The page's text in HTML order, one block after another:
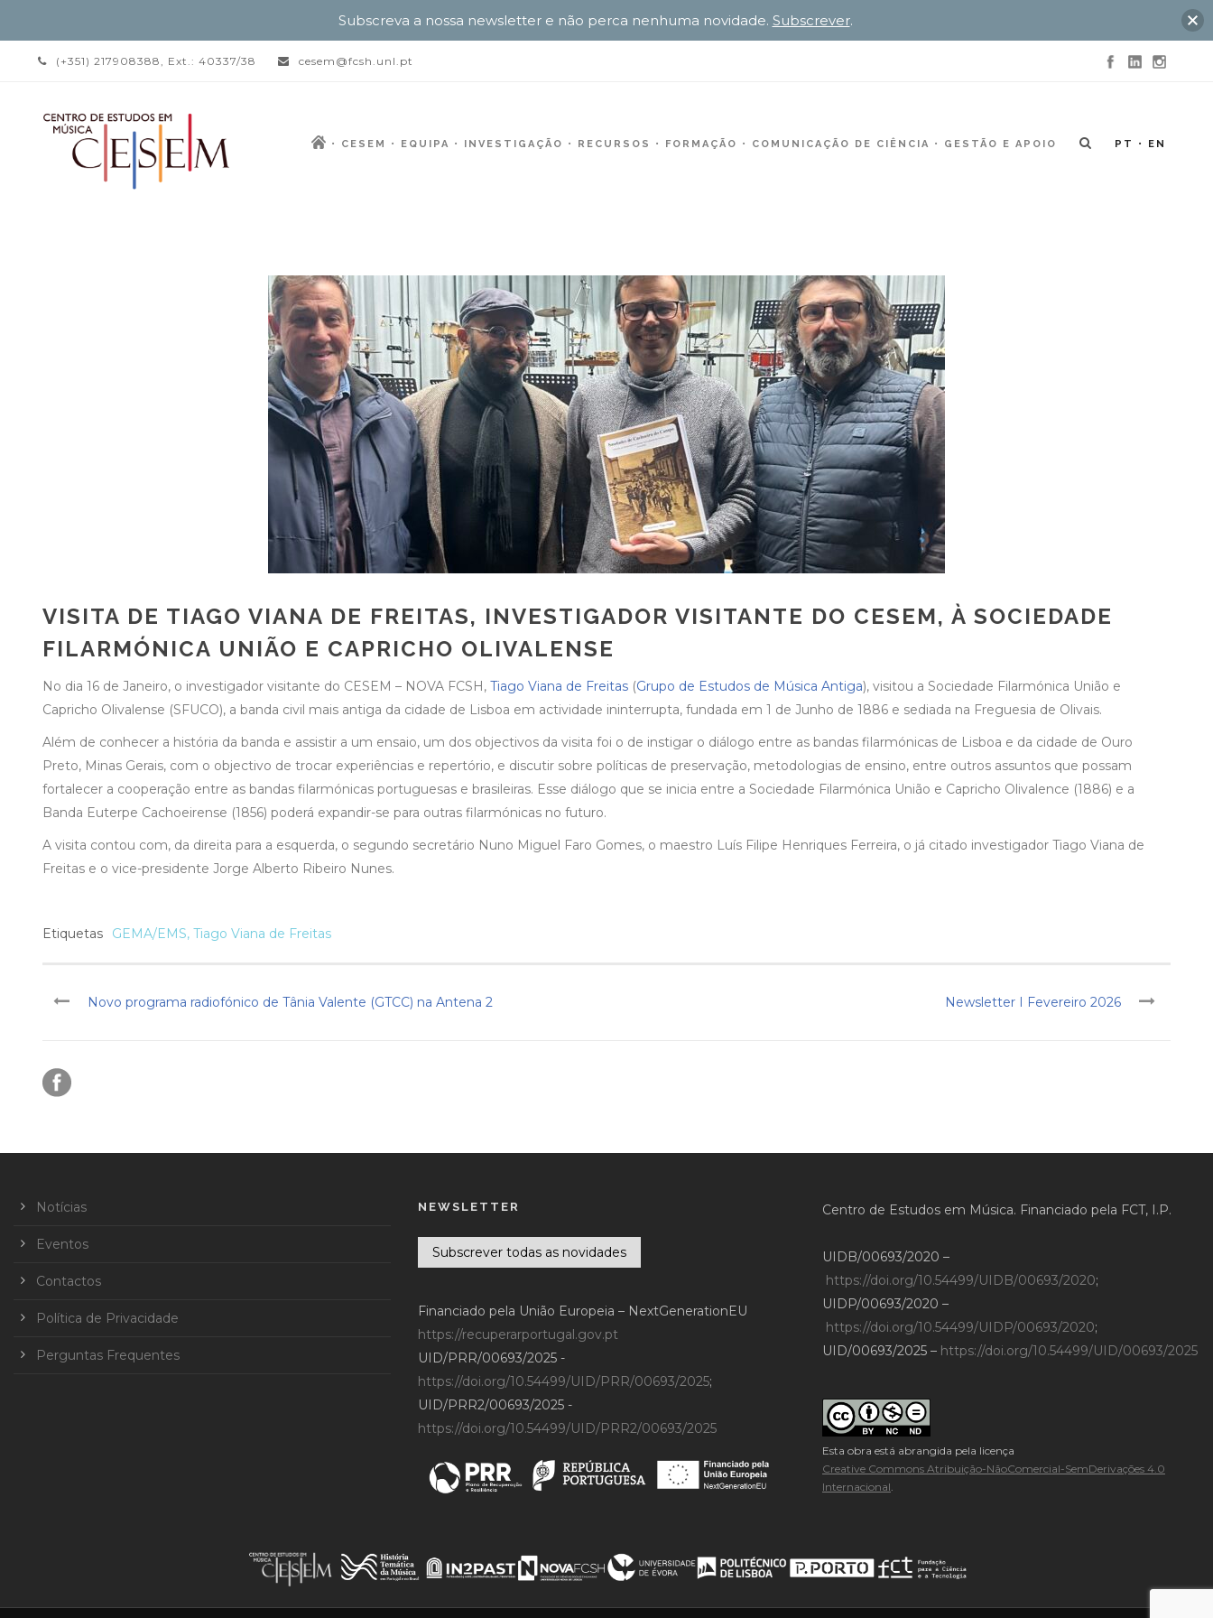
(+351) 217908388, Ext.: 40337/38 cesem@fcsh.unl.pt
CESEM EQUIPA INVESTIGAÇÃO RECURSOS FORMAÇÃO COMUNICAÇÃO DE CIÊNCIA GESTÃO E APOIO PT EN
VISITA DE TIAGO VIANA DE FREITAS, INVESTIGADOR VISITANTE DO CESEM, À SOCIEDADE
FILARMÓNICA UNIÃO E CAPRICHO OLIVALENSE
No dia 16 de Janeiro, o investigador visitante do CESEM – NOVA FCSH, Tiago Viana de Freitas (Grupo de Estudos de Música Antiga), visitou a Sociedade Filarmónica União e
Capricho Olivalense (SFUCO), a banda civil mais antiga da cidade de Lisboa em actividade ininterrupta, fundada em 1 de Junho de 1886 e sediada na Freguesia de Olivais.
Além de conhecer a história da banda e assistir a um ensaio, um dos objectivos da visita foi o de instigar o diálogo entre as bandas filarmónicas de Lisboa e da cidade de Ouro
Preto, Minas Gerais, com o objectivo de trocar experiências e repertório, e discutir sobre políticas de preservação, metodologias de ensino, entre outros assuntos que possam
fortalecer a cooperação entre as bandas filarmónicas portuguesas e brasileiras. Esse diálogo que se inicia entre a Sociedade Filarmónica União e Capricho Olivalence (1886) e a
Banda Euterpe Cachoeirense (1856) poderá expandir-se para outras filarmónicas no futuro.
A visita contou com, da direita para a esquerda, o segundo secretário Nuno Miguel Faro Gomes, o maestro Luís Filipe Henriques Ferreira, o já citado investigador Tiago Viana de
Freitas e o vice-presidente Jorge Alberto Ribeiro Nunes.
Etiquetas GEMA/EMS, Tiago Viana de Freitas
Novo programa radiofónico de Tânia Valente (GTCC) na Antena 2 Newsletter I Fevereiro 2026
Notícias
Eventos
Contactos
Política de Privacidade
Perguntas Frequentes
NEWSLETTER
Subscrever todas as novidades
Financiado pela União Europeia – NextGenerationEU
https://recuperarportugal.gov.pt
UID/PRR/00693/2025 -
https://doi.org/10.54499/UID/PRR/00693/2025;
UID/PRR2/00693/2025 -
https://doi.org/10.54499/UID/PRR2/00693/2025
Centro de Estudos em Música. Financiado pela FCT, I.P.
UIDB/00693/2020 –
https://doi.org/10.54499/UIDB/00693/2020;
UIDP/00693/2020 –
https://doi.org/10.54499/UIDP/00693/2020;
UID/00693/2025 – https://doi.org/10.54499/UID/00693/2025
Esta obra está abrangida pela licença
Creative Commons Atribuição-NãoComercial-SemDerivações 4.0
Internacional.
Subscreva a nossa newsletter e não perca nenhuma novidade. Subscrever.